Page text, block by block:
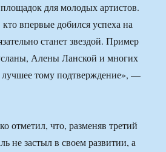
для молодых артистов.
впервые добился успеха на
станет звездой. Пример
Алены Ланской и многих
тому подтверждение», —
отметил, что, разменяв третий
не застыл в своем развитии, а